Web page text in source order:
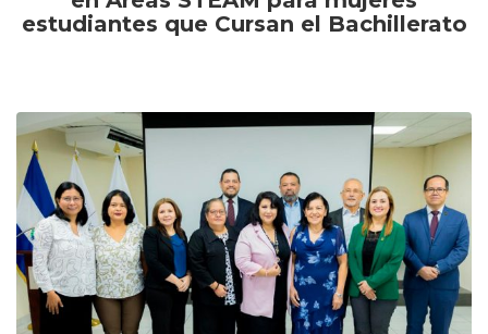
estudiantes que Cursan el Bachillerato